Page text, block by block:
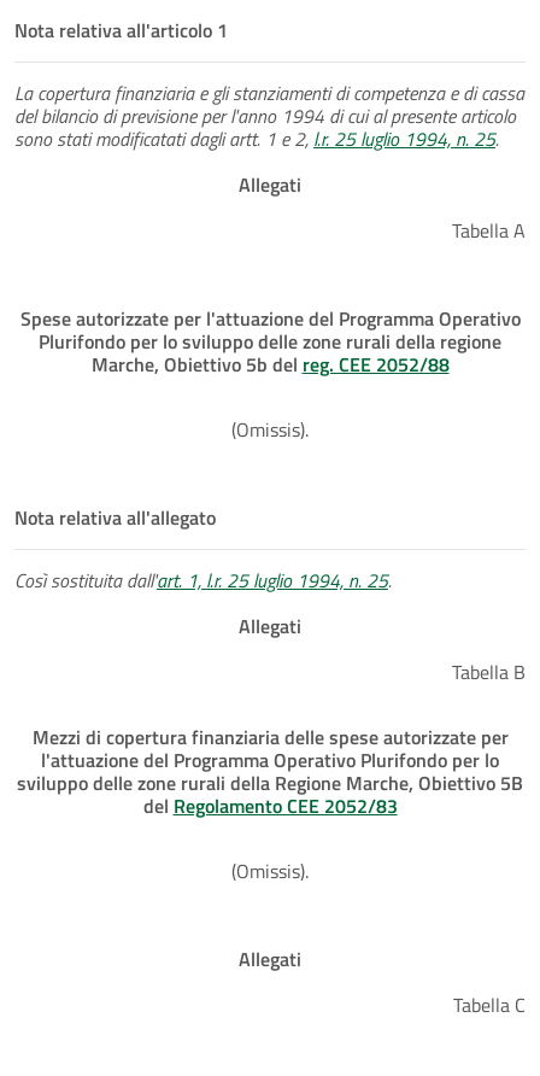
Nota relativa all'articolo 1
La copertura finanziaria e gli stanziamenti di competenza e di cassa
del bilancio di previsione per l'anno 1994 di cui al presente articolo
sono stati modificatati dagli artt. 1 e 2, l.r. 25 luglio 1994, n. 25.
Allegati
Tabella A
Spese autorizzate per l'attuazione del Programma Operativo
Plurifondo per lo sviluppo delle zone rurali della regione
Marche, Obiettivo 5b del reg. CEE 2052/88
(Omissis).
Nota relativa all'allegato
Così sostituita dall'art. 1, l.r. 25 luglio 1994, n. 25.
Allegati
Tabella B
Mezzi di copertura finanziaria delle spese autorizzate per
l'attuazione del Programma Operativo Plurifondo per lo
sviluppo delle zone rurali della Regione Marche, Obiettivo 5B
del Regolamento CEE 2052/83
(Omissis).
Allegati
Tabella C